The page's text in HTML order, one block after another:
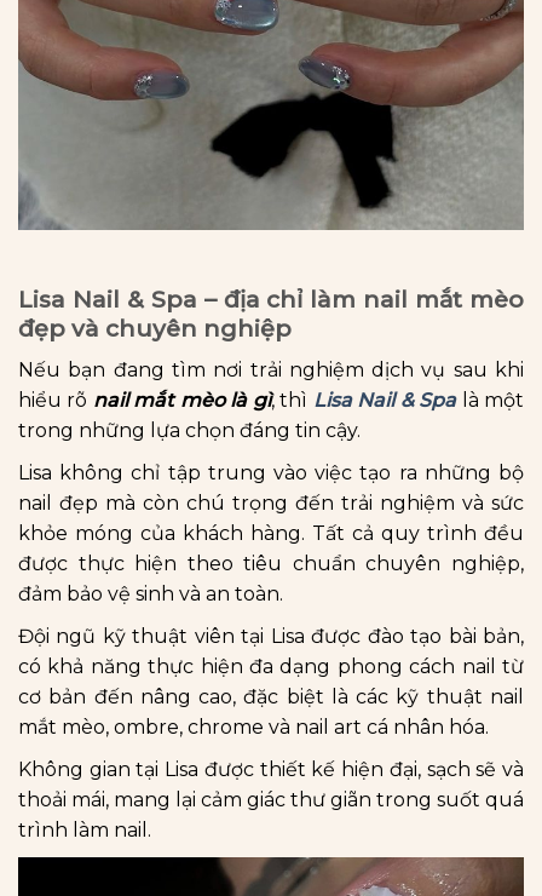
Lisa Nail & Spa – địa chỉ làm nail mắt mèo
đẹp và chuyên nghiệp
Nếu bạn đang tìm nơi trải nghiệm dịch vụ sau khi
hiểu rõ nail mắt mèo là gì, thì Lisa Nail & Spalà một
trong những lựa chọn đáng tin cậy.
Lisa không chỉ tập trung vào việc tạo ra những bộ
nail đẹp mà còn chú trọng đến trải nghiệm và sức
khỏe móng của khách hàng. Tất cả quy trình đều
được thực hiện theo tiêu chuẩn chuyên nghiệp,
đảm bảo vệ sinh và an toàn.
Đội ngũ kỹ thuật viên tại Lisa được đào tạo bài bản,
có khả năng thực hiện đa dạng phong cách nail từ
cơ bản đến nâng cao, đặc biệt là các kỹ thuật nail
mắt mèo, ombre, chrome và nail art cá nhân hóa.
Không gian tại Lisa được thiết kế hiện đại, sạch sẽ và
thoải mái, mang lại cảm giác thư giãn trong suốt quá
trình làm nail.